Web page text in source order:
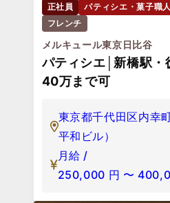
正社員 パティシエ・菓子職人
フレンチ
メルキュール東京日比谷
パティシエ│新橋駅
40万まで可
東京都千代田区内幸
平和ビル）
月給 /
250,000 円 〜